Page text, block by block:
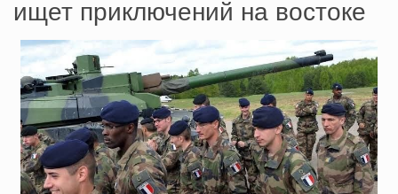
ищет приключений на востоке